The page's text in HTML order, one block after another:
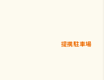
提携駐車場